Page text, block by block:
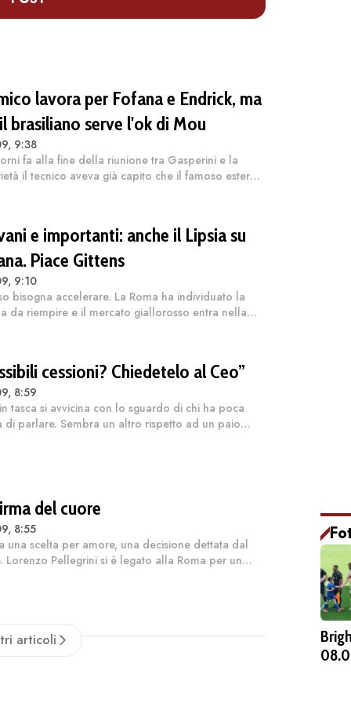
lavora per Fofana e Endrick, ma
brasiliano serve l'ok di Mou
9:38
fa alla fine della riunione tra Gasperini e la
il tecnico aveva già capito che il famoso esterno
e importanti: anche il Lipsia su
Piace Gittens
9:10
bisogna accelerare. La Roma ha individuato la
da riempire e il mercato giallorosso entra nella
cessioni? Chiedetelo al Ceo”
8:59
tasca si avvicina con lo sguardo di chi ha poca
di parlare. Sembra un altro rispetto ad un paio
del cuore
8:55
una scelta per amore, una decisione dettata dal
Lorenzo Pellegrini si è legato alla Roma per un
articoli